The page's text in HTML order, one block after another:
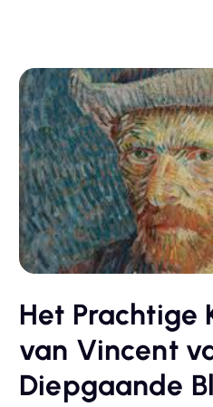
Het Prachtige
van Vincent
Diepgaande